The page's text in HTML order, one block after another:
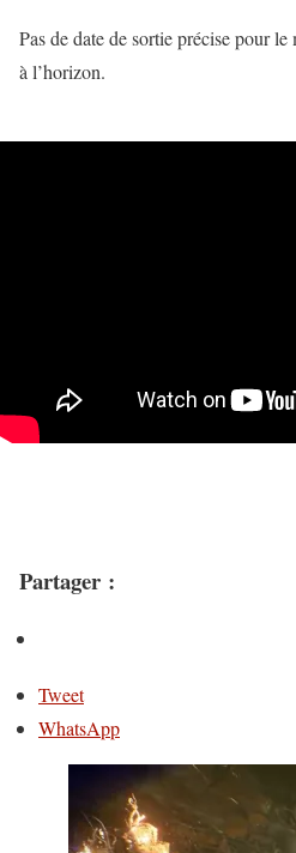
Pas de date de sortie précise pour
à l’horizon.
Partager :
Tweet
WhatsApp